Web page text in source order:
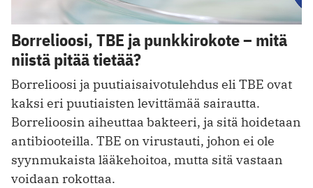
Borrelioosi, TBE ja punkkirokote – mitä
niistä pitää tietää?
Borrelioosi ja puutiaisaivotulehdus eli TBE ovat
kaksi eri puutiaisten levittämää sairautta.
Borrelioosin aiheuttaa bakteeri, ja sitä hoidetaan
antibiooteilla. TBE on virustauti, johon ei ole
syynmukaista lääkehoitoa, mutta sitä vastaan
voidaan rokottaa.